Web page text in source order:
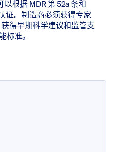
根据 MDR 第 52a 条和
证。制造商必须获得专家
得早期科学建议和监管支
标准。